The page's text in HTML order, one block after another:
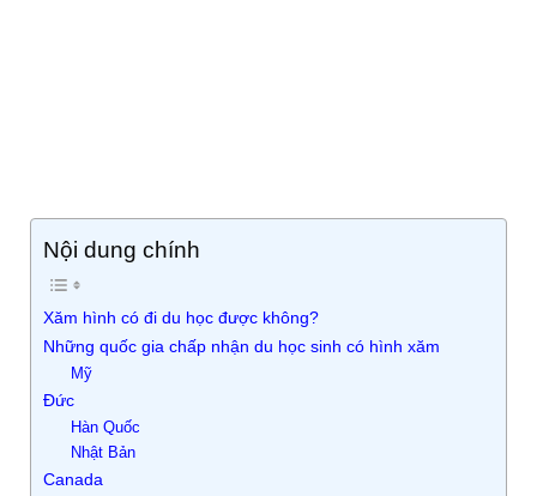
Nội dung chính
Xăm hình có đi du học được không?
Những quốc gia chấp nhận du học sinh có hình xăm
Mỹ
Đức
Hàn Quốc
Nhật Bản
Canada